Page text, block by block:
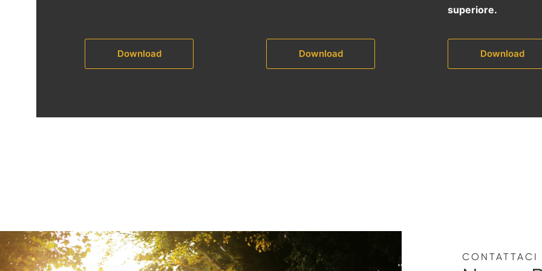
Download Download
superiore.
Download
CONTATTACI